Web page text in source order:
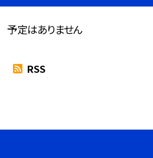
予定はありません
RSS